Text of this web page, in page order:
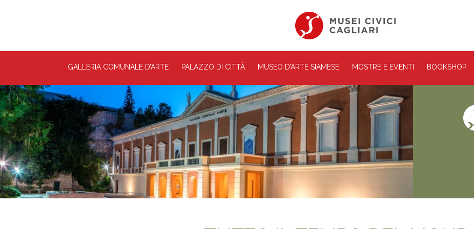
GALLERIA COMUNALE D’ARTE PALAZZO DI CITTÀ MUSEO D’ARTE SIAMESE MOSTRE E EVENTI BOOKSHOP